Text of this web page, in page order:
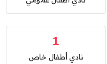
1
نادي أطفال خاص